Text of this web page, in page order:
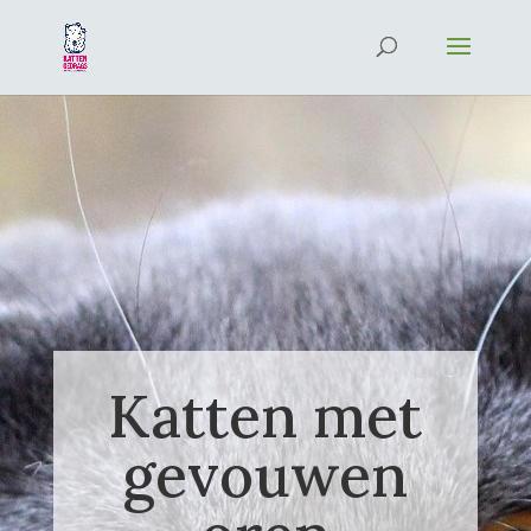
Katten met
gevouwen